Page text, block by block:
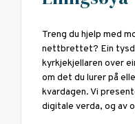
Treng du hjelp med
nettbrettet? Ein
kyrkjekjellaren over
om det du lurer på
kvardagen. Vi
digitale verda, og av